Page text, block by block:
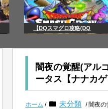
【DQスマグロ攻略(DQ
闇夜の覚醒(アル
ータス【ナナカゲ
ホーム / 未分類 / 闇夜